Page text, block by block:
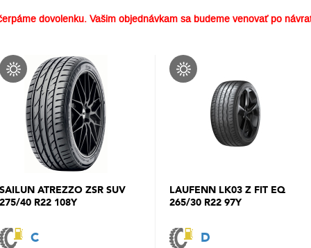
dovolenku. Vašim objednávkam sa budeme venovať po
SAILUN ATREZZO ZSR SUV
275/40 R22 108Y
C
LAUFENN LK03 Z FIT EQ
265/30 R22 97Y
D